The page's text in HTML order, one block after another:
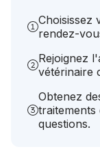
Choisissez
rendez-
Rejoignez
vétérinaire
Obtenez
traitements
questions.